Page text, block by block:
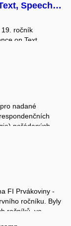
v hotelu(TSD 2016)
19. ročník
on Text,
okruhy
analysis,
systems.
nadané
pořádaných
FI Prvákoviny -
ročníku. Byly
ročníků, ve
14.9. a